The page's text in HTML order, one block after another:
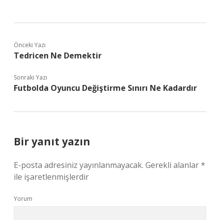
Önceki Yazı
Tedricen Ne Demektir
Sonraki Yazı
Futbolda Oyuncu Değiştirme Sınırı Ne Kadardır
Bir yanıt yazın
E-posta adresiniz yayınlanmayacak. Gerekli alanlar*
ile işaretlenmişlerdir
Yorum